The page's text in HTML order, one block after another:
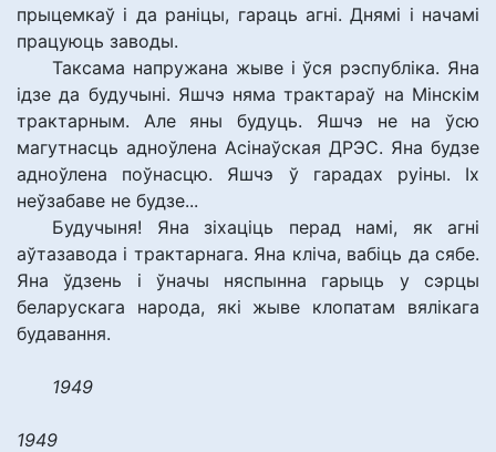
прыцемкаў і да раніцы, гараць агні. Днямі і начамі
працуюць заводы.
Таксама напружана жыве і ўся рэспубліка. Яна
ідзе да будучыні. Яшчэ няма трактараў на Мінскім
трактарным. Але яны будуць. Яшчэ не на ўсю
магутнасць адноўлена Асінаўская ДРЭС. Яна будзе
адноўлена поўнасцю. Яшчэ ў гарадах руіны. Іх
неўзабаве не будзе...
Будучыня! Яна зіхаціць перад намі, як агні
аўтазавода і трактарнага. Яна кліча, вабіць да сябе.
Яна ўдзень і ўначы няспынна гарыць у сэрцы
беларускага народа, які жыве клопатам вялікага
будавання.
1949
1949